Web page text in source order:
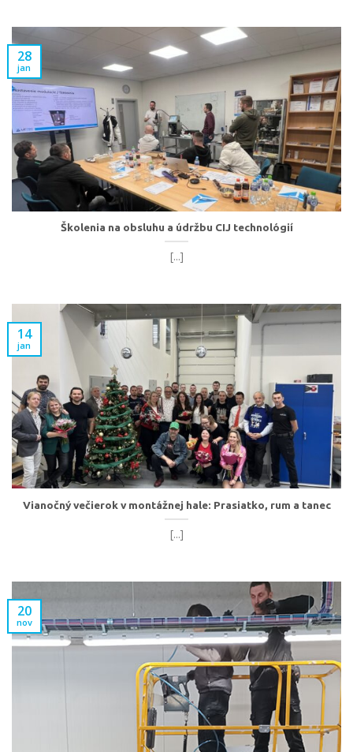
Školenia na obsluhu a údržbu CIJ technológií
[...]
28
jan
Vianočný večierok v montážnej hale: Prasiatko, rum a tanec
[...]
14
jan
20
nov